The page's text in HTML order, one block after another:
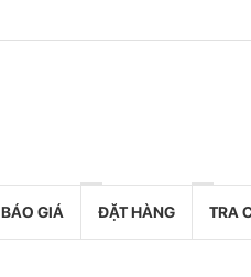
GIÁ ĐẶT HÀNG TRA